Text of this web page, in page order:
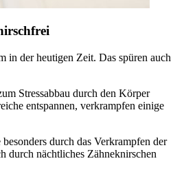
in der heutigen Zeit. Das spüren auch
Stressabbau durch den Körper
entspannen, verkrampfen einige
durch das Verkrampfen der
durch nächtliches Zähneknirschen